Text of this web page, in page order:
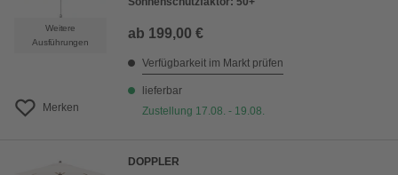
Weitere
Ausführungen
Merken
ab 199,00 €
Verfügbarkeit im Markt prüfen
lieferbar
Zustellung 17.08. - 19.08.
DOPPLER